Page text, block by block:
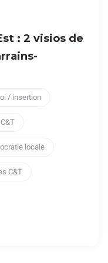
: 2 visios de
/ insertion
locale
C&T